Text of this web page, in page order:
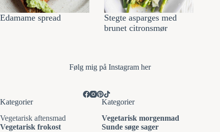
Edamame spread
Stegte asparges med
brunet citronsmør
Følg mig på Instagram her